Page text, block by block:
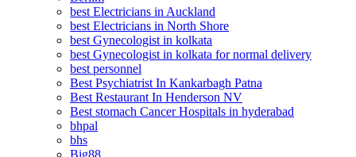
best Electricians in Auckland
best Electricians in North Shore
best Gynecologist in kolkata
best Gynecologist in kolkata for normal delivery
best personnel
Best Psychiatrist In Kankarbagh Patna
Best Restaurant In Henderson NV
Best stomach Cancer Hospitals in hyderabad
bhpal
bhs
Big88